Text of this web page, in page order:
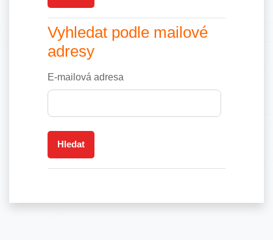
Vyhledat podle mailové adresy
Vyhledat podle mailové
adresy
E-mailová adresa